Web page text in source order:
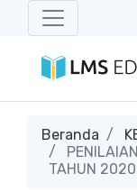
Beranda
TAHUN